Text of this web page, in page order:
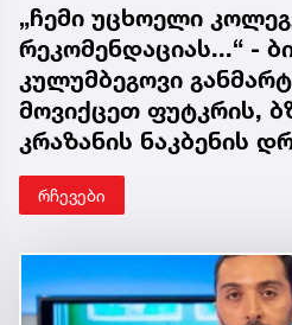
„ჩემი უცხოელი
რეკომენდაციას...“ -
კულუმბეგოვი
მოვიქცეთ ფუტკრის,
კრაზანის ნაკბენის
რჩევები